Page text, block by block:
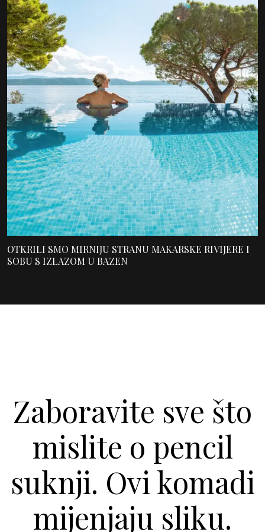
OTKRILI SMO MIRNIJU STRANU MAKARSKE RIVIJERE I
SOBU S IZLAZOM U BAZEN
Zaboravite sve što
mislite o pencil
suknji. Ovi komadi
mijenjaju sliku.